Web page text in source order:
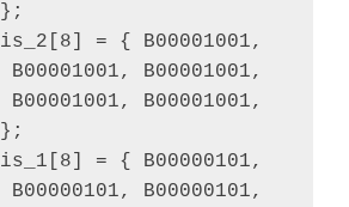
};
= { B00001001,
B00001001, B00001001,
B00001001, B00001001,
};
= { B00000101,
B00000101, B00000101,